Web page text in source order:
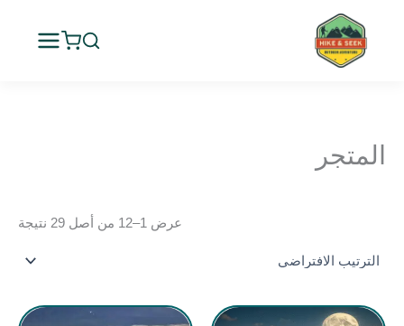
المحتوى
المتجر
عرض 1–12 من أصل 29 نتيجة